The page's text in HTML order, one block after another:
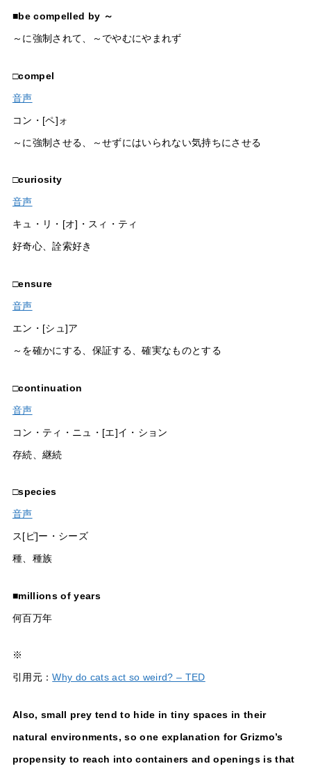
■be compelled by ～
～に強制されて、～でやむにやまれず
□compel
音声
コン・[ペ]ォ
～に強制させる、～せずにはいられない気持ちにさせる
□curiosity
音声
キュ・リ・[オ]・スィ・ティ
好奇心、詮索好き
□ensure
音声
エン・[シュ]ア
～を確かにする、保証する、確実なものとする
□continuation
音声
コン・ティ・ニュ・[エ]イ・ション
存続、継続
□species
音声
ス[ピ]ー・シーズ
種、種族
■millions of years
何百万年
※
引用元：Why do cats act so weird? – TED
Also, small prey tend to hide in tiny spaces in their
natural environments, so one explanation for Grizmo’s
propensity to reach into containers and openings is that